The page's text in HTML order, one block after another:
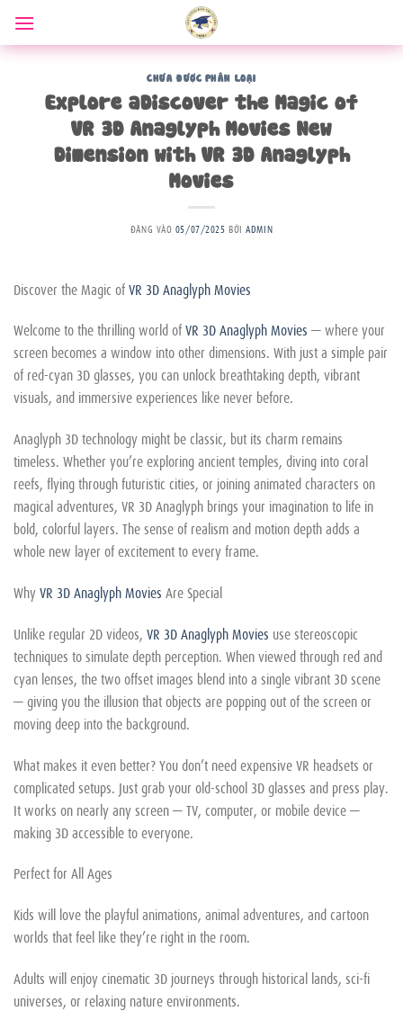
qua
nội
CHƯA ĐƯỢC PHÂN LOẠI
Explore aDiscover the Magic of
VR 3D Anaglyph Movies New
Dimension with VR 3D Anaglyph
Movies
ĐĂNG VÀO 05/07/2025 BỞIADMIN
Discover the Magic ofVR 3D Anaglyph Movies
Welcome to the thrilling world ofVR 3D Anaglyph Movies — where your
screen becomes a window into other dimensions. With just a simple pair
of red-cyan 3D glasses, you can unlock breathtaking depth, vibrant
visuals, and immersive experiences like never before.
Anaglyph 3D technology might be classic, but its charm remains
timeless. Whether you’re exploring ancient temples, diving into coral
reefs, flying through futuristic cities, or joining animated characters on
magical adventures, VR 3D Anaglyph brings your imagination to life in
bold, colorful layers. The sense of realism and motion depth adds a
whole new layer of excitement to every frame.
WhyVR 3D Anaglyph Movies Are Special
Unlike regular 2D videos, VR 3D Anaglyph Movies use stereoscopic
techniques to simulate depth perception. When viewed through red and
cyan lenses, the two offset images blend into a single vibrant 3D scene
— giving you the illusion that objects are popping out of the screen or
moving deep into the background.
What makes it even better? You don’t need expensive VR headsets or
complicated setups. Just grab your old-school 3D glasses and press play.
It works on nearly any screen — TV, computer, or mobile device —
making 3D accessible to everyone.
Perfect for All Ages
Kids will love the playful animations, animal adventures, and cartoon
worlds that feel like they’re right in the room.
Adults will enjoy cinematic 3D journeys through historical lands, sci-fi
universes, or relaxing nature environments.